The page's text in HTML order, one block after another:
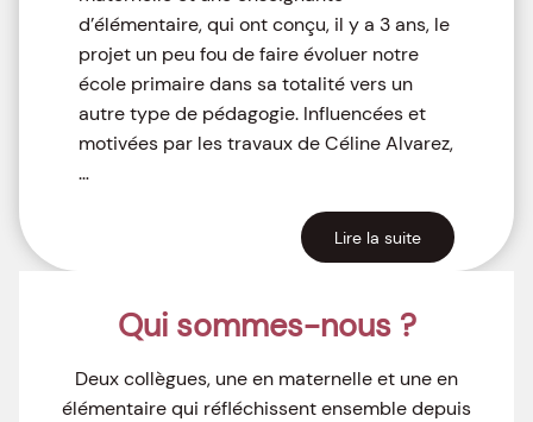
d’élémentaire, qui ont conçu, il y a 3 ans, le
projet un peu fou de faire évoluer notre
école primaire dans sa totalité vers un
autre type de pédagogie. Influencées et
motivées par les travaux de Céline Alvarez,
…
Lire la suite
Qui sommes-nous ?
Deux collègues, une en maternelle et une en
élémentaire qui réfléchissent ensemble depuis